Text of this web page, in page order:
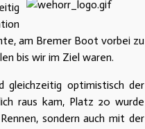
am Bremer Boot vorbei zu
bis wir im Ziel waren.
gleichzeitig optimistisch der
raus kam, Platz 20 wurde
sondern auch mit der